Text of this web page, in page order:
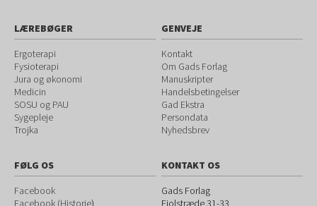
LÆREBØGER
Ergoterapi
Fysioterapi
Jura og økonomi
Medicin
SOSU og PAU
Sygepleje
Trojka
GENVEJE
Kontakt
Om Gads Forlag
Manuskripter
Handelsbetingelser
Gad Ekstra
Persondata
Nyhedsbrev
FØLG OS
Facebook
Facebook (Historie)
KONTAKT OS
Gads Forlag
Fiolstræde 31-33